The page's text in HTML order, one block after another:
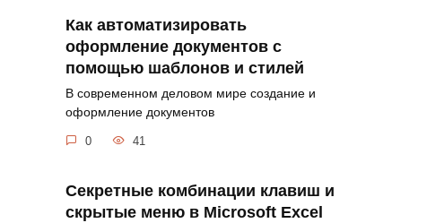
Как автоматизировать
оформление документов с
помощью шаблонов и стилей
В современном деловом мире создание и
оформление документов
0 41
Секретные комбинации клавиш и
скрытые меню в Microsoft Excel